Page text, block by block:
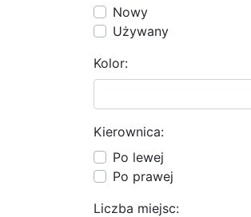
Nowy
Używany
Kolor:
Kierownica:
Po lewej
Po prawej
Liczba miejsc: